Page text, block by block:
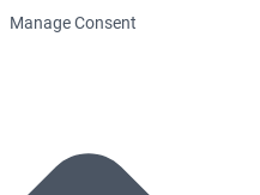
Manage Consent